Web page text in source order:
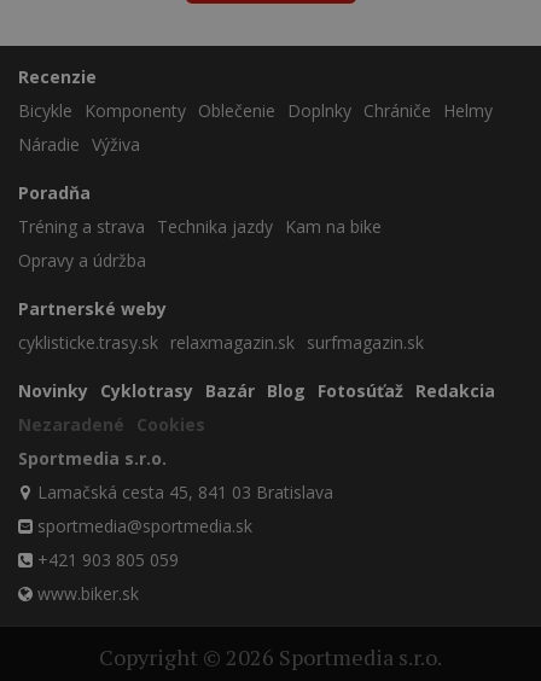
Recenzie
Bicykle
Komponenty Oblečenie Doplnky Chrániče
Helmy
Náradie Výživa
Poradňa
Tréning a strava
Technika jazdy
Kam na bike
Opravy a údržba
Partnerské weby
cyklisticke.trasy.sk relaxmagazin.sk surfmagazin.sk
Novinky Cyklotrasy Bazár Blog Fotosúťaž Redakcia
Nezaradené
Cookies
Sportmedia s.r.o.
Lamačská cesta 45, 841 03 Bratislava
sportmedia@sportmedia.sk
+421 903 805 059
www.biker.sk
Copyright © 2026 Sportmedia s.r.o.